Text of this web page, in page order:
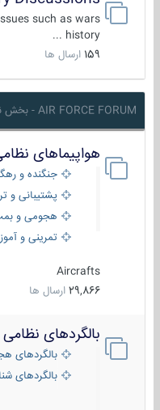
issues such as wars
history ...
159 ارسال ها
AIR FORCE FORUM - بخش نیروی هوایی
هواپیماهای نظامی
جنگنده و رهگیر
پشتیبانی و
هجومی و بمب
تمرینی و
Aircrafts
29,866 ارسال ها
بالگردهای نظامی
بالگردهای
بالگردهای